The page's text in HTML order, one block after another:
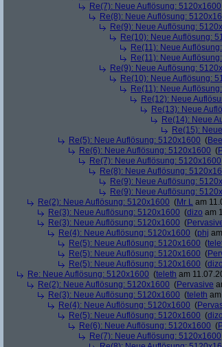
Re(7): Neue Auflösung: 5120x1600
Re(8): Neue Auflösung:
Re(9): Neue Auflösung:
Re(10): Neue Auflösung:
Re(11): Neue
Re(11): Neue
Re(9): Neue Auflösung:
Re(10): Neue Auflösung:
Re(11): Neue
Re(12): Neue
Re(13): Neue
Re(14): Neue
Re(15):
Re(5): Neue Auflösung: 5120x1600 (Beel
Re(6): Neue Auflösung: 5120x1600 (
Re(7): Neue Auflösung: 5120x1600
Re(8): Neue Auflösung:
Re(9): Neue Auflösung:
Re(9): Neue Auflösung:
Re(2): Neue Auflösung: 5120x1600 (Mr L am
Re(3): Neue Auflösung: 5120x1600 (dizo am
Re(3): Neue Auflösung: 5120x1600 (
Re(4): Neue Auflösung: 5120x1600 (phj
Re(5): Neue Auflösung: 5120x1600 (
Re(5): Neue Auflösung: 5120x1600 (
Re(5): Neue Auflösung: 5120x1600 (dizo
Re: Neue Auflösung: 5120x1600 (teleth am
Re(2): Neue Auflösung: 5120x1600 (Pervasive
Re(3): Neue Auflösung: 5120x1600 (teleth
Re(4): Neue Auflösung: 5120x1600 (
Re(5): Neue Auflösung: 5120x1600 (dizo
Re(6): Neue Auflösung: 5120x1600 (
Re(7): Neue Auflösung: 5120x1600